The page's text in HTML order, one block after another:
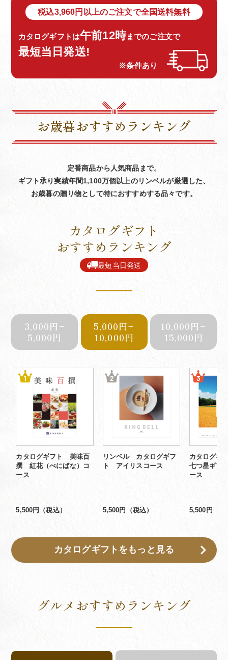
税込3,960円以上のご注文で全国送料無料
カタログギフトは午前12時までのご注文で
最短当日発送!
※条件あり
お歳暮おすすめランキング
定番商品から人気商品まで。
ギフト承り実績年間1,100万個以上のリンベルが厳選した、
お歳暮の贈り物として特におすすめする品々です。
カタログギフト
おすすめランキング
最短当日発送
3,000円~
5,000円
5,000円~
10,000円
10,000円~
15,000円
カタログギフト 美味百
撰 紅花（べにばな）コ
ース
5,500円（税込）
リンベル カタログギフ
ト アイリスコース
5,500円（税込）
カタログギ
七つ星ギフ
ース
5,500円（税
カタログギフトをもっと見る
グルメおすすめランキング